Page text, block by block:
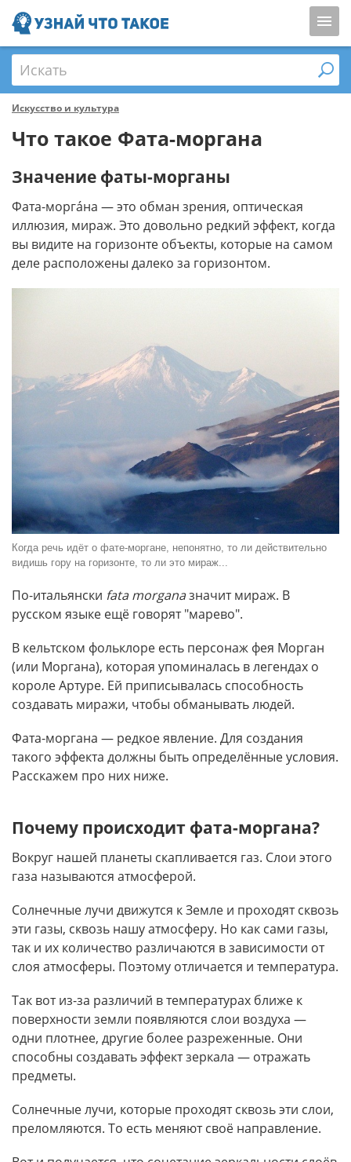
Искать
Искусство и культура
Что такое Фата-моргана
Значение фаты-морганы
Фата-моргáна — это обман зрения, оптическая
иллюзия, мираж. Это довольно редкий эффект, когда
вы видите на горизонте объекты, которые на самом
деле расположены далеко за горизонтом.
Когда речь идёт о фате-моргане, непонятно, то ли действительно
видишь гору на горизонте, то ли это мираж...
По-итальянски fata morganaзначит мираж. В
русском языке ещё говорят "марево".
В кельтском фольклоре есть персонаж фея Морган
(или Моргана), которая упоминалась в легендах о
короле Артуре. Ей приписывалась способность
создавать миражи, чтобы обманывать людей.
Фата-моргана — редкое явление. Для создания
такого эффекта должны быть определённые условия.
Расскажем про них ниже.
Почему происходит фата-моргана?
Вокруг нашей планеты скапливается газ. Слои этого
газа называются атмосферой.
Солнечные лучи движутся к Земле и проходят сквозь
эти газы, сквозь нашу атмосферу. Но как сами газы,
так и их количество различаются в зависимости от
слоя атмосферы. Поэтому отличается и температура.
Так вот из-за различий в температурах ближе к
поверхности земли появляются слои воздуха —
одни плотнее, другие более разреженные. Они
способны создавать эффект зеркала — отражать
предметы.
Солнечные лучи, которые проходят сквозь эти слои,
преломляются. То есть меняют своё направление.